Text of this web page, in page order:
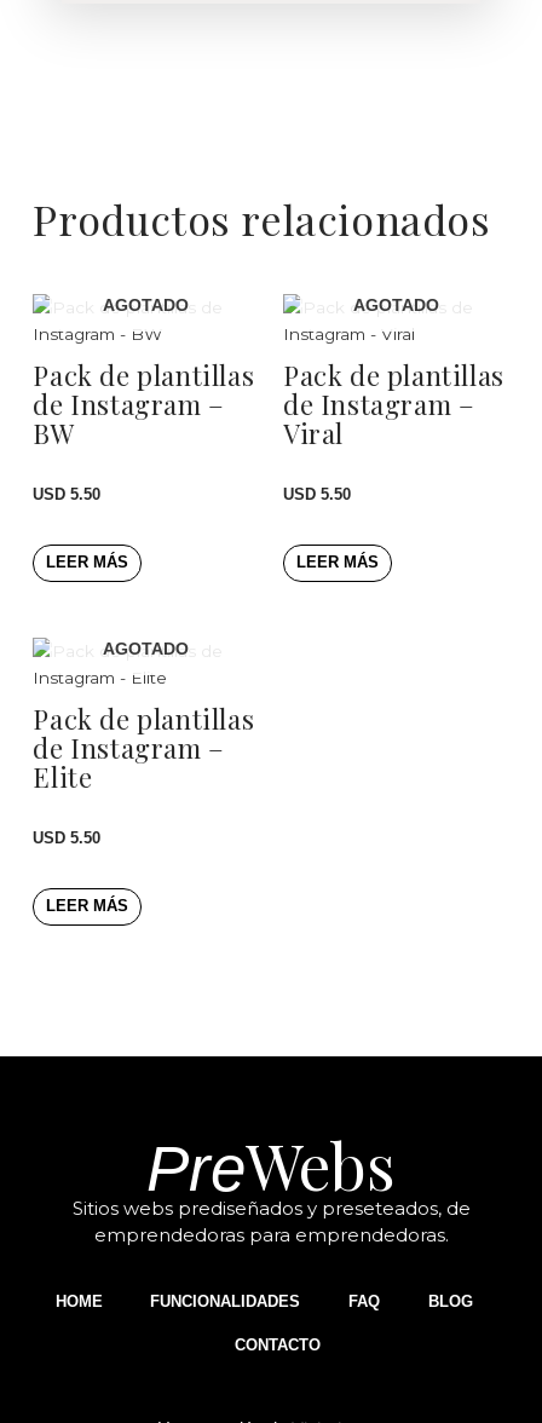
Productos relacionados
AGOTADO
Pack de plantillas
de Instagram –
BW
USD 5.50
LEER MÁS
AGOTADO
Pack de plantillas
de Instagram –
Viral
USD 5.50
LEER MÁS
AGOTADO
Pack de plantillas
de Instagram –
Elite
USD 5.50
LEER MÁS
PreWebs
Sitios webs prediseñados y preseteados, de
emprendedoras para emprendedoras.
HOME FUNCIONALIDADES FAQ BLOG
CONTACTO